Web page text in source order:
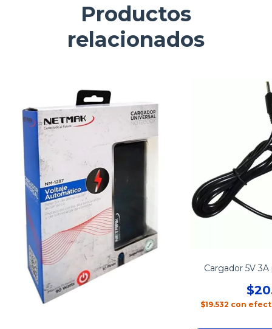
Productos
relacionados
Cargador 5V
$19.532 con